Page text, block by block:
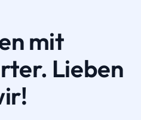
mit
Lieben